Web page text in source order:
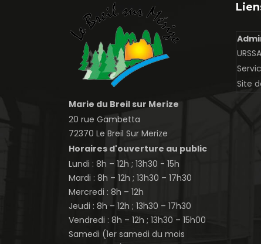
Marie du Breil sur Merize
20 rue Gambetta
72370 Le Breil Sur Merize
Horaires d'ouverture au public
Lundi : 8h – 12h ; 13h30 - 15h
Mardi : 8h – 12h ; 13h30 – 17h30
Mercredi : 8h – 12h
Jeudi : 8h – 12h ; 13h30 – 17h30
Vendredi : 8h – 12h ; 13h30 – 15h00
Samedi (1er samedi du mois
Site